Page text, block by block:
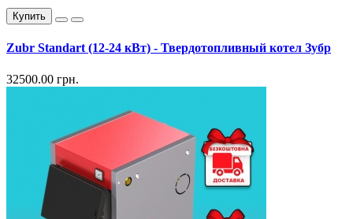
Купить
Zubr Standart (12-24 кВт) - Твердотопливный котел Зубр
32500.00 грн.